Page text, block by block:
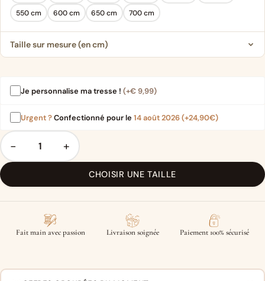
550 cm
600 cm 650 cm 700 cm
Taille sur mesure (en cm)
Je personnalise ma tresse ! (+€9,99)
Urgent ? Confectionné pour le 14 août 2026 (+24,90€)
− +
CHOISIR UNE TAILLE
Fait main avec passion Livraison soignée Paiement 100% sécurisé